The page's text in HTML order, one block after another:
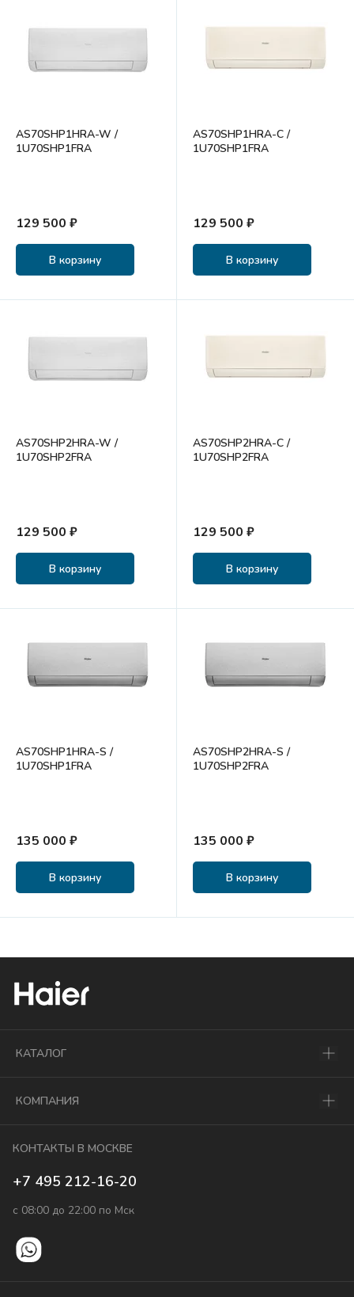
AS70SHP1HRA-W /
1U70SHP1FRA
129 500 ₽
В корзину
AS70SHP1HRA-C /
1U70SHP1FRA
129 500 ₽
В корзину
AS70SHP2HRA-W /
1U70SHP2FRA
129 500 ₽
В корзину
AS70SHP2HRA-C /
1U70SHP2FRA
129 500 ₽
В корзину
AS70SHP1HRA-S /
1U70SHP1FRA
135 000 ₽
В корзину
AS70SHP2HRA-S /
1U70SHP2FRA
135 000 ₽
В корзину
КАТАЛОГ
КОМПАНИЯ
КОНТАКТЫ В МОСКВЕ
+7 495 212-16-20
с 08:00 до 22:00 по Мск